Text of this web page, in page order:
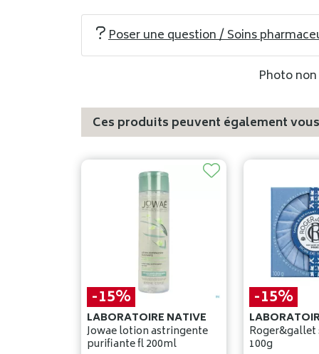
Poser une question / Soins
Photo
Ces produits peuvent également
-15%
LABORATOIRE NATIVE
Jowae lotion astringente
purifiante fl 200ml
-15%
Roger&gallet
100g